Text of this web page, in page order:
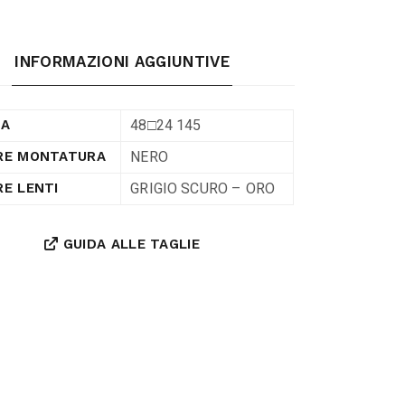
INFORMAZIONI AGGIUNTIVE
48□24 145
MONTATURA NERO
LENTI GRIGIO SCURO – ORO
GUIDA ALLE TAGLIE